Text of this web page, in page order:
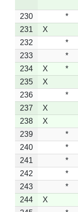
230 *
231
X
232
*
233
*
234
X *
235
X
236
*
237
X
238
X
239
*
240
*
241
*
242
*
243
*
244
X